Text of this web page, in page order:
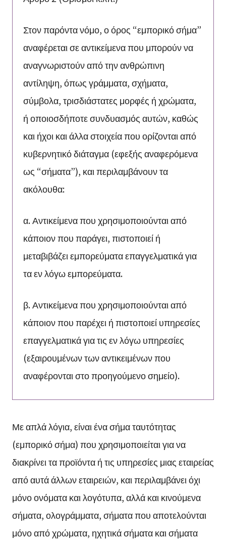
Στον παρόντα νόμο, ο όρος “εμπορικό σήμα”
αναφέρεται σε αντικείμενα που μπορούν να
αναγνωριστούν από την ανθρώπινη
αντίληψη, όπως γράμματα, σχήματα,
σύμβολα, τρισδιάστατες μορφές ή χρώματα,
ή οποιοσδήποτε συνδυασμός αυτών, καθώς
και ήχοι και άλλα στοιχεία που ορίζονται από
κυβερνητικό διάταγμα (εφεξής αναφερόμενα
ως “σήματα”), και περιλαμβάνουν τα
ακόλουθα:
α. Αντικείμενα που χρησιμοποιούνται από
κάποιον που παράγει, πιστοποιεί ή
μεταβιβάζει εμπορεύματα επαγγελματικά για
τα εν λόγω εμπορεύματα.
β. Αντικείμενα που χρησιμοποιούνται από
κάποιον που παρέχει ή πιστοποιεί υπηρεσίες
επαγγελματικά για τις εν λόγω υπηρεσίες
(εξαιρουμένων των αντικειμένων που
αναφέρονται στο προηγούμενο σημείο).
Με απλά λόγια, είναι ένα σήμα ταυτότητας
(εμπορικό σήμα) που χρησιμοποιείται για να
διακρίνει τα προϊόντα ή τις υπηρεσίες μιας εταιρείας
από αυτά άλλων εταιρειών, και περιλαμβάνει όχι
μόνο ονόματα και λογότυπα, αλλά και κινούμενα
σήματα, ολογράμματα, σήματα που αποτελούνται
μόνο από χρώματα, ηχητικά σήματα και σήματα